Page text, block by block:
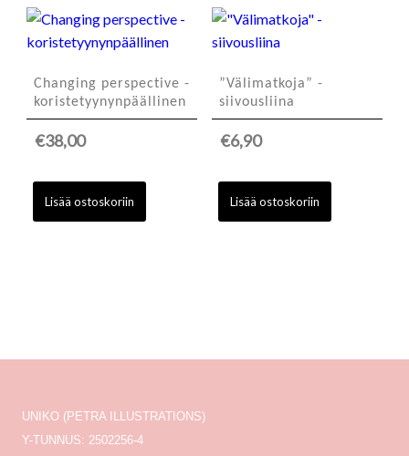
Changing perspective -
koristetyynynpäällinen
€38,00
Lisää ostoskoriin
”Välimatkoja” -
siivousliina
€6,90
Lisää ostoskoriin
UNIKO (PETRA ILLUSTRATIONS)
Y-TUNNUS: 2502256-4